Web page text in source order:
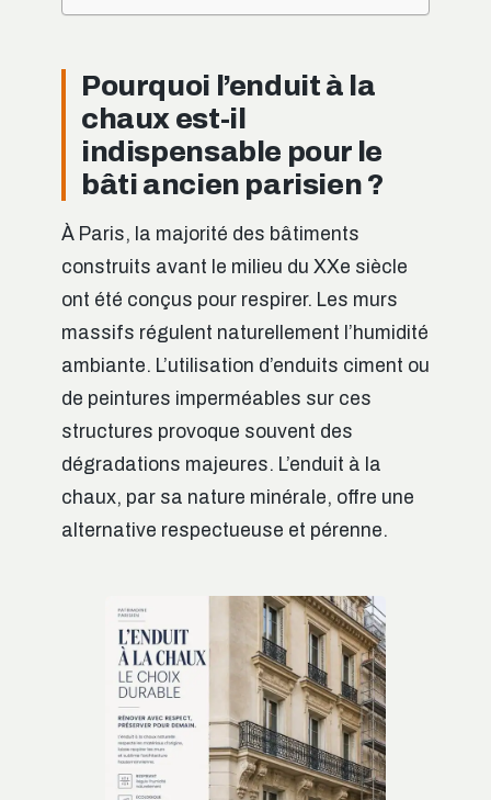
Pourquoi l’enduit à la
chaux est-il
indispensable pour le
bâti ancien parisien ?
À Paris, la majorité des bâtiments
construits avant le milieu du XXe siècle
ont été conçus pour respirer. Les murs
massifs régulent naturellement l’humidité
ambiante. L’utilisation d’enduits ciment ou
de peintures imperméables sur ces
structures provoque souvent des
dégradations majeures. L’enduit à la
chaux, par sa nature minérale, offre une
alternative respectueuse et pérenne.